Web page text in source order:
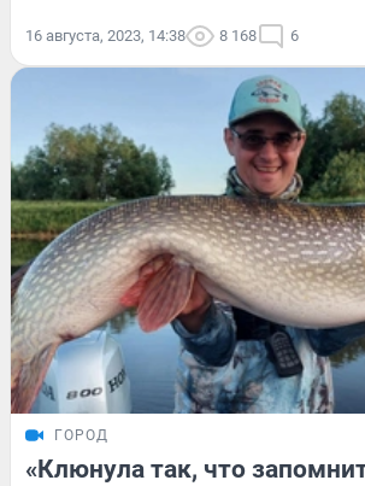
16 августа, 2023, 14:38 8 168 6
ГОРОД
«Клюнула так, что